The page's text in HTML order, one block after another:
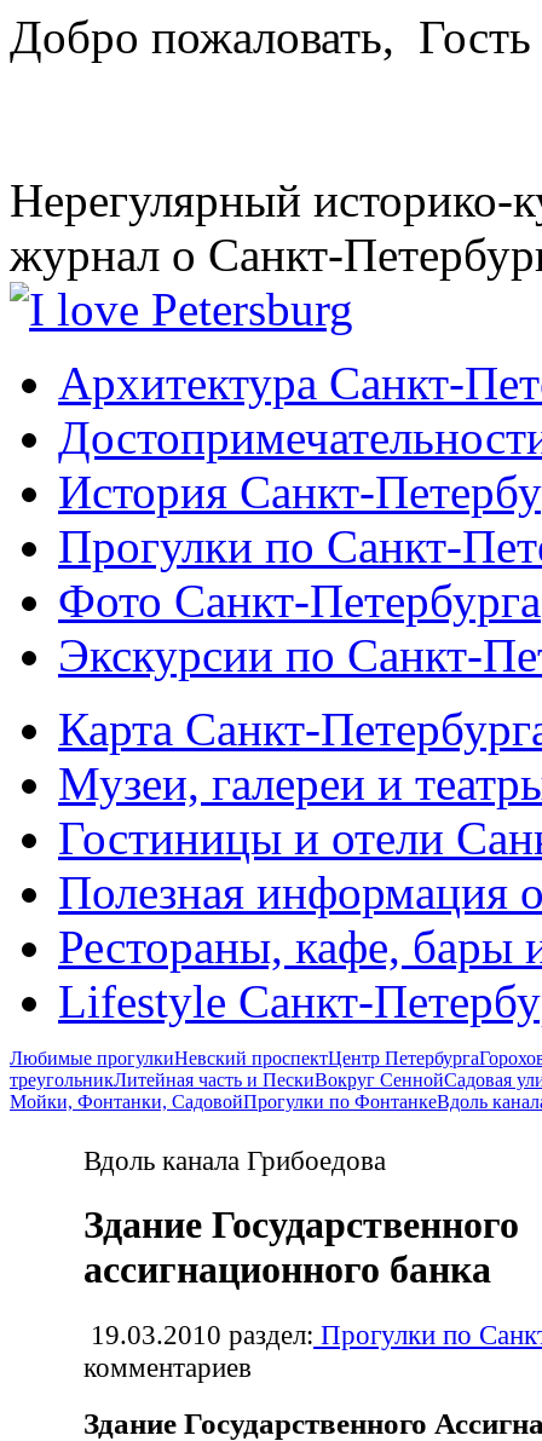
Добро пожаловать, Гость
Нерегулярный историко-
журнал о Санкт-
Архитектура Санкт-
История Санкт-
Прогулки по Санкт-
Фото Санкт-Петербурга
Экскурсии по Санкт-
Карта Санкт-
Музеи, галереи и
Гостиницы и отели
Полезная информация
Рестораны, кафе, бары
Lifestyle Санкт-
Любимые прогулкиНевский проспектЦентр Петербурга
треугольникЛитейная часть и ПескиВокруг СеннойСадовая
Мойки, Фонтанки, СадовойПрогулки по ФонтанкеВдоль
Вдоль канала Грибоедова
Здание Государственного
ассигнационного банка
19.03.2010 раздел: Прогулки по
комментариев
Здание Государственного